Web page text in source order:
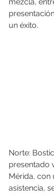
un éxito.
Norte:
presentado
Mérida, con
asistencia,